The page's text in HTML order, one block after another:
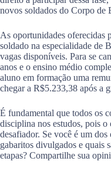
novos soldados do Corpo de
As oportunidades oferecidas
soldado na especialidade de
vagas disponíveis. Para se
anos e o ensino médio
aluno em formação uma
chegar a R$5.233,38 após a
É fundamental que todos os
disciplina nos estudos, pois o
desafiador. Se você é um dos
gabaritos divulgados e quais
etapas? Compartilhe sua